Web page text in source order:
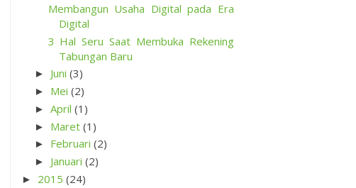
Membangun Usaha Digital pada Era
Digital
3 Hal Seru Saat Membuka Rekening
Tabungan Baru
► Juni (3)
► Mei (2)
► April (1)
► Maret (1)
► Februari (2)
► Januari (2)
► 2015 (24)